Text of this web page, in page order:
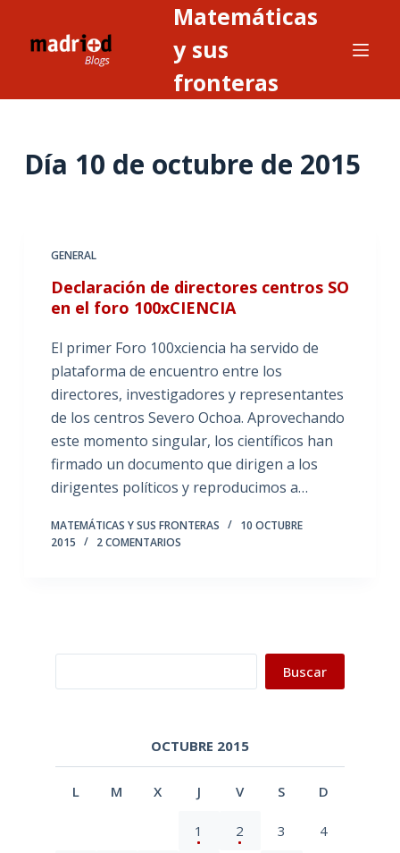
Matemáticas
y sus
fronteras
Día 10 de octubre de 2015
GENERAL
Declaración de directores centros SO
en el foro 100xCIENCIA
El primer Foro 100xciencia ha servido de
plataforma de encuentro entre los
directores, investigadores y representantes
de los centros Severo Ochoa. Aprovechando
este momento singular, los científicos han
firmado un documento que dirigen a los
dirigentes políticos y reproducimos a…
MATEMÁTICAS Y SUS FRONTERAS
10 OCTUBRE
2015
2 COMENTARIOS
Buscar
OCTUBRE 2015
L M X J V S D
1 2 3 4